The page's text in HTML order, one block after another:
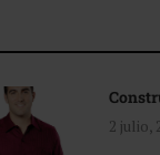
2 julio,